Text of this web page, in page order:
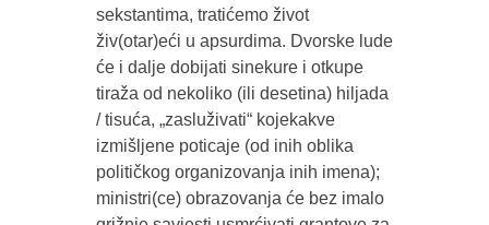
sekstantima, tratićemo život
živ(otar)eći u apsurdima. Dvorske lude
će i dalje dobijati sinekure i otkupe
tiraža od nekoliko (ili desetina) hiljada
/ tisuća, „zasluživati“ kojekakve
izmišljene poticaje (od inih oblika
političkog organizovanja inih imena);
ministri(ce) obrazovanja će bez imalo